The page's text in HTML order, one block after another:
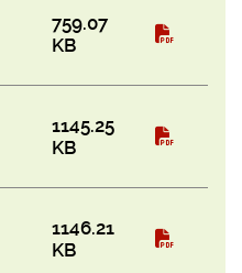
759.07
KB
1145.25
KB
1146.21
KB